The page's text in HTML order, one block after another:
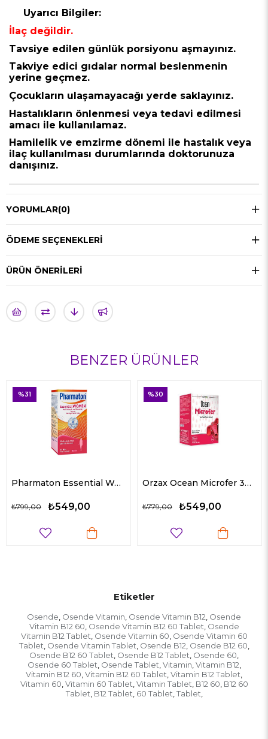
Uyarıcı Bilgiler:
İlaç değildir.
Tavsiye edilen günlük porsiyonu aşmayınız.
Takviye edici gıdalar normal beslenmenin
yerine geçmez.
Çocukların ulaşamayacağı yerde saklayınız.
Hastalıkların önlenmesi veya tedavi edilmesi
amacı ile kullanılamaz.
Hamilelik ve emzirme dönemi ile hastalık veya
ilaç kullanılması durumlarında doktorunuza
danışınız.
YORUMLAR(0)
ÖDEME SEÇENEKLERI
ÜRÜN ÖNERILERI
BENZER ÜRÜNLER
Pharmaton Essential Women 30 Tablet
₺549,00
Orzax Ocean Microfer 30 ml
₺549,00
₺779,00
Etiketler
Osende Osende Vitamin Osende Vitamin B12 Osende
Vitamin B12 60 Osende Vitamin B12 60 Tablet Osende
Vitamin B12 Tablet Osende Vitamin 60 Osende Vitamin 60
Tablet Osende Vitamin Tablet Osende B12 Osende B12 60
Osende B12 60 Tablet Osende B12 Tablet Osende 60
Osende 60 Tablet Osende Tablet Vitamin Vitamin B12
Vitamin B12 60 Vitamin B12 60 Tablet Vitamin B12 Tablet
Vitamin 60 Vitamin 60 Tablet Vitamin Tablet B12 60 B12 60
Tablet B12 Tablet 60 Tablet Tablet